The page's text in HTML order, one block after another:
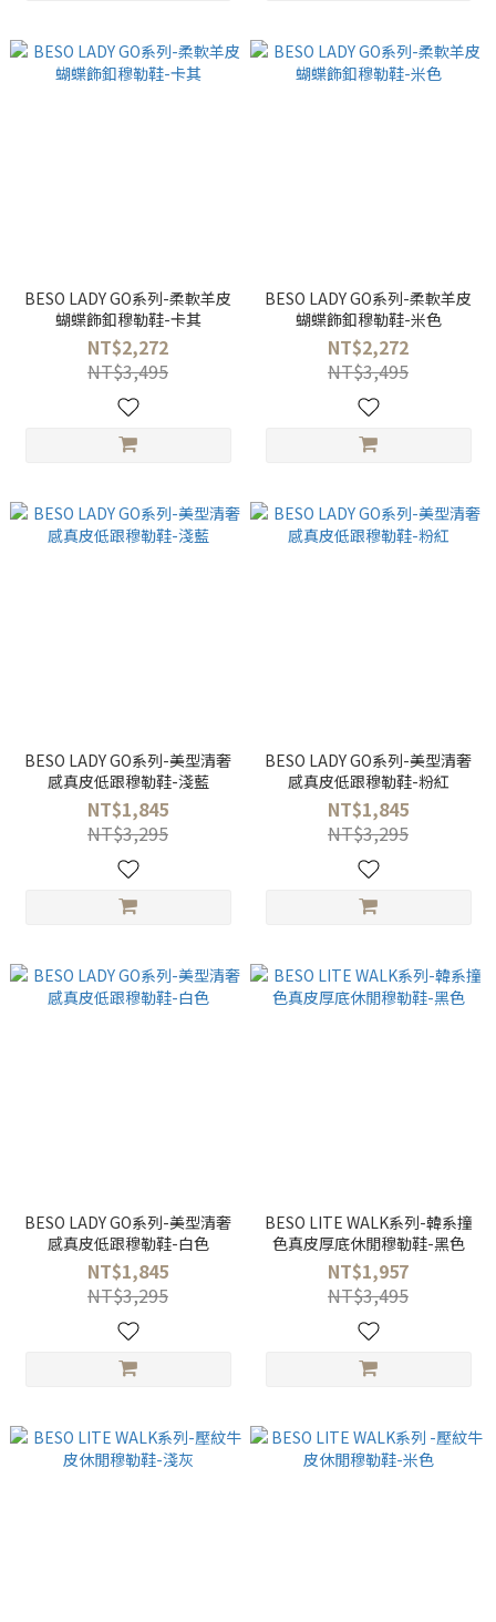
BESO LADY GO系列-柔軟羊皮
蝴蝶飾釦穆勒鞋-卡其
NT$2,272
NT$3,495
BESO LADY GO系列-柔軟羊皮
蝴蝶飾釦穆勒鞋-米色
NT$2,272
NT$3,495
BESO LADY GO系列-美型清奢
感真皮低跟穆勒鞋-淺藍
NT$1,845
NT$3,295
BESO LADY GO系列-美型清奢
感真皮低跟穆勒鞋-粉紅
NT$1,845
NT$3,295
BESO LADY GO系列-美型清奢
感真皮低跟穆勒鞋-白色
NT$1,845
NT$3,295
BESO LITE WALK系列-韓系撞
色真皮厚底休閒穆勒鞋-黑色
NT$1,957
NT$3,495